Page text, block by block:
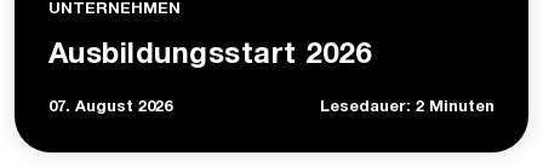
UNTERNEHMEN
Ausbildungsstart 2026
07. August 2026 Lesedauer: 2 Minuten